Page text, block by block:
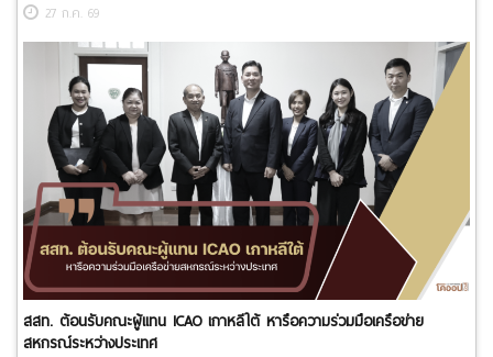
27 ก.ค. 69
สสท. ต้อนรับคณะผู้แทน ICAO เกาหลีใต้ หารือความร่วมมือเครือข่าย
สหกรณ์ระหว่างประเทศ